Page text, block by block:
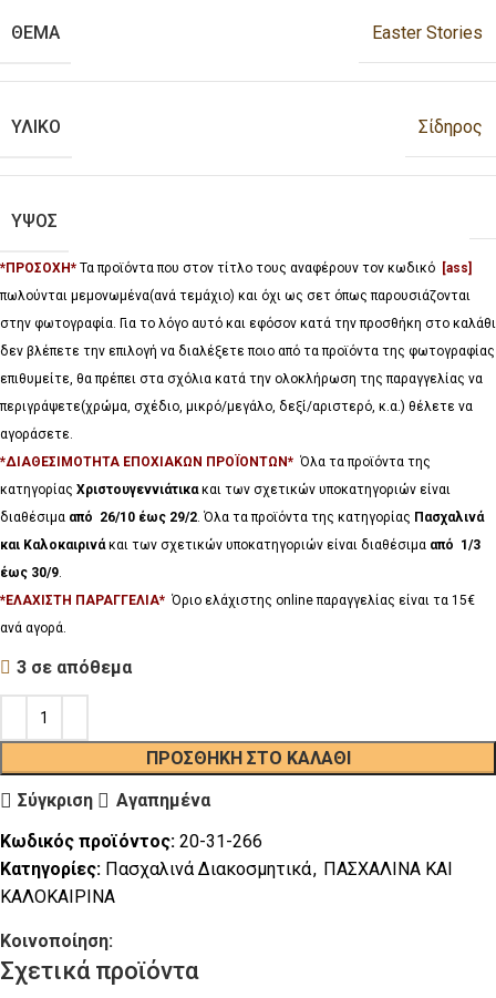
ΘΕΜΑ Easter Stories
ΥΛΙΚΟ Σίδηρος
ΥΨΟΣ
*ΠΡΟΣΟΧΗ* Τα προϊόντα που στον τίτλο τους αναφέρουν τον κωδικό [ass]
πωλούνται μεμονωμένα(ανά τεμάχιο) και όχι ως σετ όπως παρουσιάζονται
στην φωτογραφία. Για το λόγο αυτό και εφόσον κατά την προσθήκη στο καλάθι
δεν βλέπετε την επιλογή να διαλέξετε ποιο από τα προϊόντα της φωτογραφίας
επιθυμείτε, θα πρέπει στα σχόλια κατά την ολοκλήρωση της παραγγελίας να
περιγράψετε(χρώμα, σχέδιο, μικρό/μεγάλο, δεξί/αριστερό, κ.α.) θέλετε να
αγοράσετε.
*ΔΙΑΘΕΣΙΜΟΤΗΤΑ ΕΠΟΧΙΑΚΩΝ ΠΡΟΪΟΝΤΩΝ* Όλα τα προϊόντα της
κατηγορίας Χριστουγεννιάτικακαι των σχετικών υποκατηγοριών είναι
διαθέσιμα από 26/10 έως 29/2 . Όλα τα προϊόντα της κατηγορίας Πασχαλινά
και Καλοκαιρινάκαι των σχετικών υποκατηγοριών είναι διαθέσιμα από 1/3
έως 30/9
*ΕΛΑΧΙΣΤΗ ΠΑΡΑΓΓΕΛΙΑ* Όριο ελάχιστης online παραγγελίας είναι τα 15€
ανά αγορά.
3 σε απόθεμα
ΠΡΟΣΘΉΚΗ ΣΤΟ ΚΑΛΆΘΙ
Σύγκριση
Αγαπημένα
Κωδικός προϊόντος: 20-31-266
Κατηγορίες: Πασχαλινά Διακοσμητικά, ΠΑΣΧΑΛΙΝΑ ΚΑΙ
ΚΑΛΟΚΑΙΡΙΝΑ
Κοινοποίηση:
Σχετικά προϊόντα